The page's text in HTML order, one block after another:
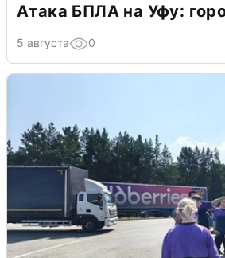
Атака БПЛА на Уфу:
5 августа 0